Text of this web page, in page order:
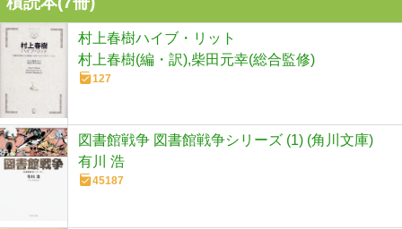
村上春樹ハイブ・リット
村上春樹(編・訳),柴田元幸(総合監修)
127
図書館戦争 図書館戦争シリーズ (1) (角川文庫)
有川 浩
45187